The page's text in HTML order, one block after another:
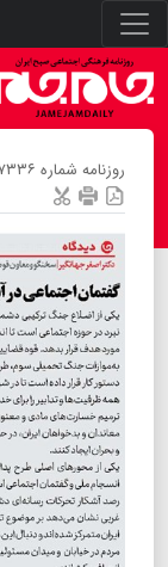
روزنامه شماره ۷۳۳۶